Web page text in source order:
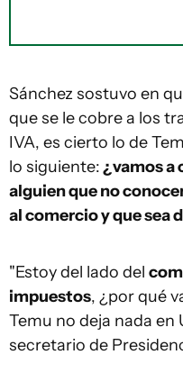
Sánchez sostuvo en
que se le cobre a los
IVA, es cierto lo de
lo siguiente:¿vamos a
alguien que no
al comercio y que sea
"Estoy del lado del
impuestos, ¿por qué
Temu no deja nada en
secretario de